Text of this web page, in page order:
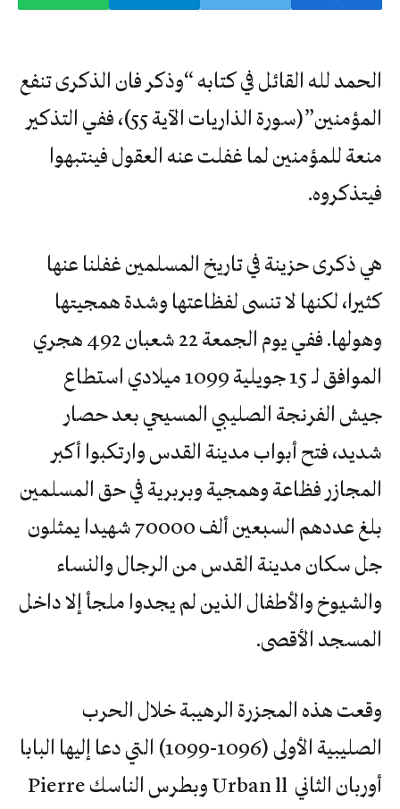
الحمد لله القائل في كتابه “وذكر فان الذكرى تنفع
المؤمنين”(سورة الذاريات الآية 55)، ففي التذكير
منعة للمؤمنين لما غفلت عنه العقول فينتبهوا
فيتذكروه.
هي ذكرى حزينة في تاريخ المسلمين غفلنا عنها
كثيرا، لكنها لا تنسى لفظاعتها وشدة همجيتها
وهولها. ففي يوم الجمعة 22 شعبان 492 هجري
الموافق لـ 15 جويلية 1099 ميلادي استطاع
جيش الفرنجة الصليبي المسيحي بعد حصار
شديد، فتح أبواب مدينة القدس وارتكبوا أكبر
المجازر فظاعة وهمجية وبربرية في حق المسلمين
بلغ عددهم السبعين ألف 70000 شهيدا يمثلون
جل سكان مدينة القدس من الرجال والنساء
والشيوخ والأطفال الذين لم يجدوا ملجأ إلا داخل
المسجد الأقصى.
وقعت هذه المجزرة الرهيبة خلال الحرب
الصليبية الأولى (1096-1099) التي دعا إليها البابا
أوربان الثاني Urban ll وبطرس الناسك Pierre